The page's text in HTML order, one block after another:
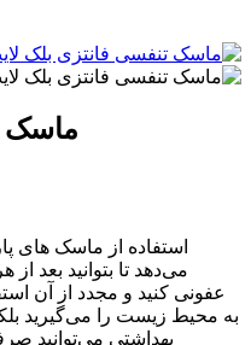
ماسک
استفاده از ماسک های
می‌دهد تا بتوانید بعد
عفونی کنید و مجدد از آن
به محیط زیست را می‌گیرید
بهداشتی می‌توانید